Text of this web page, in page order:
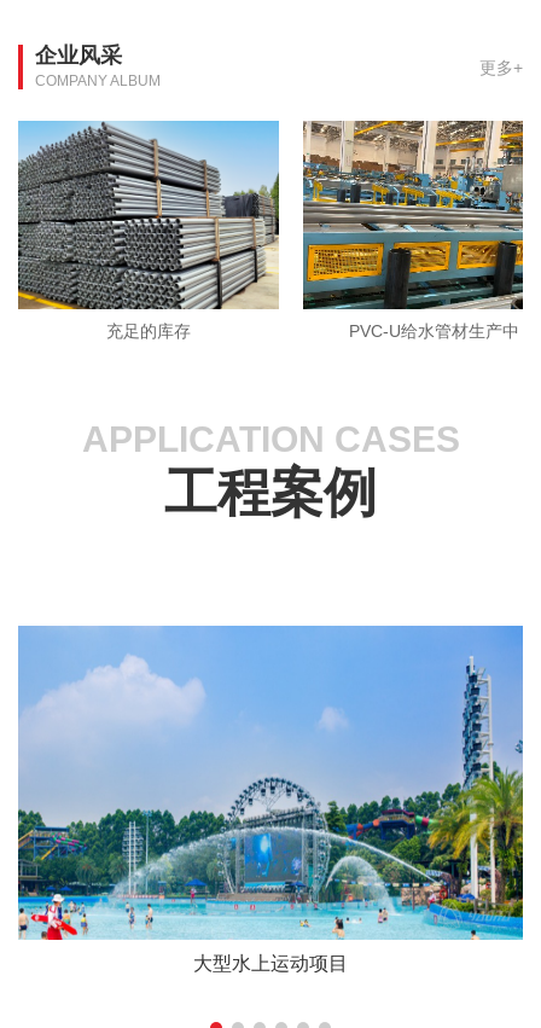
企业风采
COMPANY ALBUM
更多+
充足的库存 PVC-U给水管材生产中
APPLICATION CASES
工程案例
大型水上运动项目